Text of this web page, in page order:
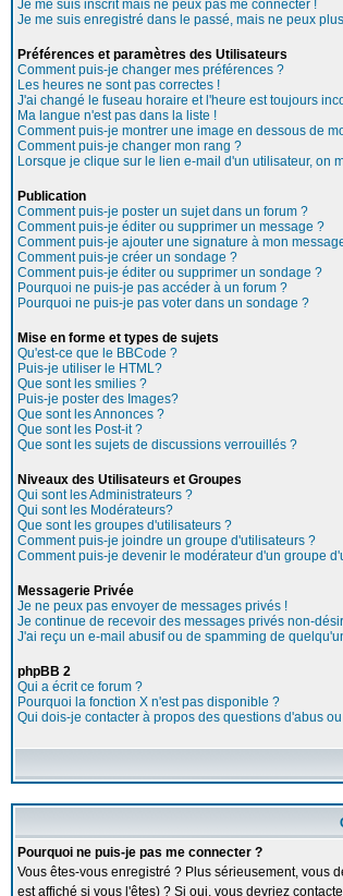
Je me suis inscrit mais ne peux pas me connecter !
Je me suis enregistré dans le passé, mais ne peux
Préférences et paramètres des Utilisateurs
Comment puis-je changer mes préférences ?
Les heures ne sont pas correctes !
J'ai changé le fuseau horaire et l'heure est toujours
Ma langue n'est pas dans la liste !
Comment puis-je montrer une image en dessous de
Comment puis-je changer mon rang ?
Lorsque je clique sur le lien e-mail d'un utilisateur, on
Publication
Comment puis-je poster un sujet dans un forum ?
Comment puis-je éditer ou supprimer un message ?
Comment puis-je ajouter une signature à mon
Comment puis-je créer un sondage ?
Comment puis-je éditer ou supprimer un sondage ?
Pourquoi ne puis-je pas accéder à un forum ?
Pourquoi ne puis-je pas voter dans un sondage ?
Mise en forme et types de sujets
Qu'est-ce que le BBCode ?
Puis-je utiliser le HTML?
Que sont les smilies ?
Puis-je poster des Images?
Que sont les Annonces ?
Que sont les Post-it ?
Que sont les sujets de discussions verrouillés ?
Niveaux des Utilisateurs et Groupes
Qui sont les Administrateurs ?
Qui sont les Modérateurs?
Que sont les groupes d'utilisateurs ?
Comment puis-je joindre un groupe d'utilisateurs ?
Comment puis-je devenir le modérateur d'un groupe
Messagerie Privée
Je ne peux pas envoyer de messages privés !
Je continue de recevoir des messages privés non-
J'ai reçu un e-mail abusif ou de spamming de
phpBB 2
Qui a écrit ce forum ?
Pourquoi la fonction X n'est pas disponible ?
Qui dois-je contacter à propos des questions d'abus
Pourquoi ne puis-je pas me connecter ?
Vous êtes-vous enregistré ? Plus sérieusement, vous
est affiché si vous l'êtes) ? Si oui, vous devriez